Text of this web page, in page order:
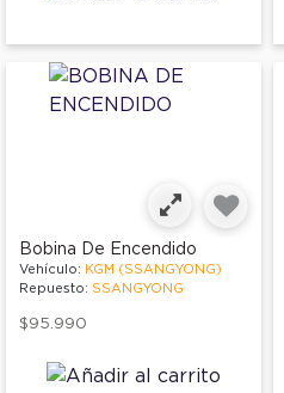
Bobina De Encendido
Vehículo: KGM (SSANGYONG)
Repuesto: SSANGYONG
$95.990